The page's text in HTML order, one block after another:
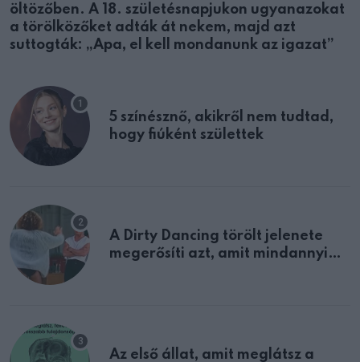
öltözőben. A 18. születésnapjukon ugyanazokat
a törölközőket adták át nekem, majd azt
suttogták: „Apa, el kell mondanunk az igazat”
5 színésznő, akikről nem tudtad,
hogy fiúként születtek
A Dirty Dancing törölt jelenete
megerősíti azt, amit mindannyian
Az első állat, amit meglátsz a